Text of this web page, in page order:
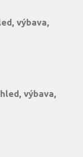
výbava,
výbava,